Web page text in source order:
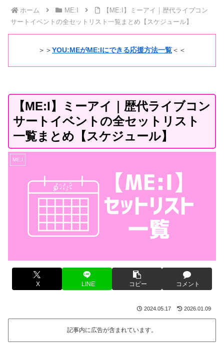
ホーム ME:I
【ME:I】ミーアイ｜歴代ライブコン
サートイベントの全セットリスト一覧まとめ【スケジュール】
＞＞ YOU:MEがME:Iにできる応援方法一覧 ＜＜
【ME:I】ミーアイ｜歴代ライブコン
サートイベントの全セットリスト
一覧まとめ【スケジュール】
ME:I
X LINE コピー コメント
2024.05.17 2026.01.09
記事内に広告が含まれています。